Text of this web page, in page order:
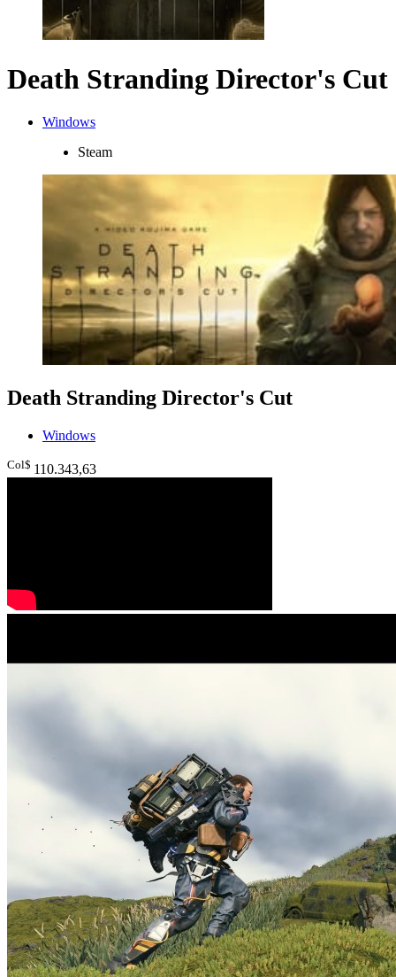
Death Stranding Director's Cut
Windows
Steam
Death Stranding Director's Cut
Windows
Col$ 110.343,63